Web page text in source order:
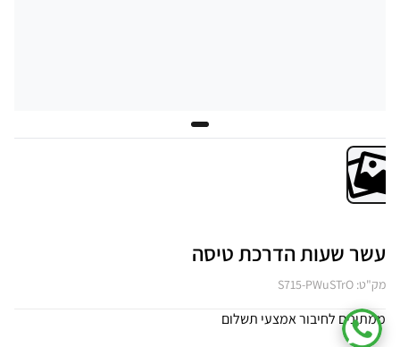
עשר שעות הדרכת טיסה
מק"ט: S715-PWuSTrO
ממתינים לחיבור אמצעי תשלום